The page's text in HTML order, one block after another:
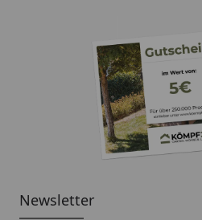
Newsletter